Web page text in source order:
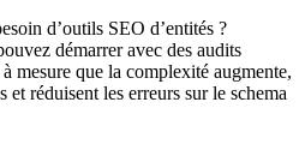
d’outils SEO d’entités ?
démarrer avec des audits
mesure que la complexité augmente,
réduisent les erreurs sur le schema